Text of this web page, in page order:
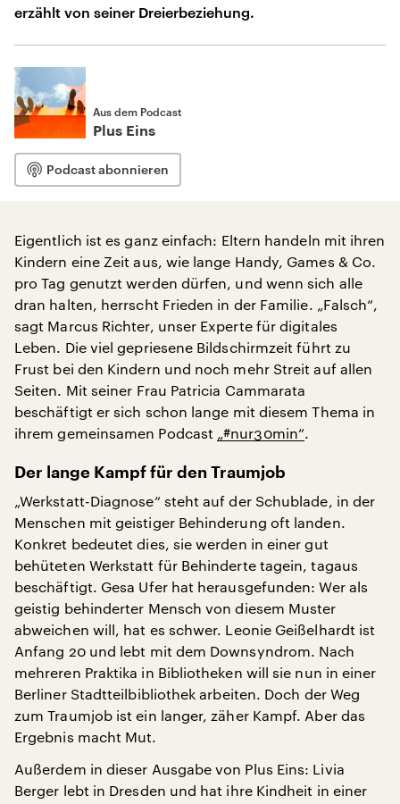
erzählt von seiner Dreierbeziehung.
Aus dem Podcast
Plus Eins
Podcast abonnieren
Eigentlich ist es ganz einfach: Eltern handeln mit ihren
Kindern eine Zeit aus, wie lange Handy, Games & Co.
pro Tag genutzt werden dürfen, und wenn sich alle
dran halten, herrscht Frieden in der Familie. „Falsch“,
sagt Marcus Richter, unser Experte für digitales
Leben. Die viel gepriesene Bildschirmzeit führt zu
Frust bei den Kindern und noch mehr Streit auf allen
Seiten. Mit seiner Frau Patricia Cammarata
beschäftigt er sich schon lange mit diesem Thema in
ihrem gemeinsamen Podcast „#nur30min“.
Der lange Kampf für den Traumjob
„Werkstatt-Diagnose“ steht auf der Schublade, in der
Menschen mit geistiger Behinderung oft landen.
Konkret bedeutet dies, sie werden in einer gut
behüteten Werkstatt für Behinderte tagein, tagaus
beschäftigt. Gesa Ufer hat herausgefunden: Wer als
geistig behinderter Mensch von diesem Muster
abweichen will, hat es schwer. Leonie Geißelhardt ist
Anfang 20 und lebt mit dem Downsyndrom. Nach
mehreren Praktika in Bibliotheken will sie nun in einer
Berliner Stadtteilbibliothek arbeiten. Doch der Weg
zum Traumjob ist ein langer, zäher Kampf. Aber das
Ergebnis macht Mut.
Außerdem in dieser Ausgabe von Plus Eins: Livia
Berger lebt in Dresden und hat ihre Kindheit in einer